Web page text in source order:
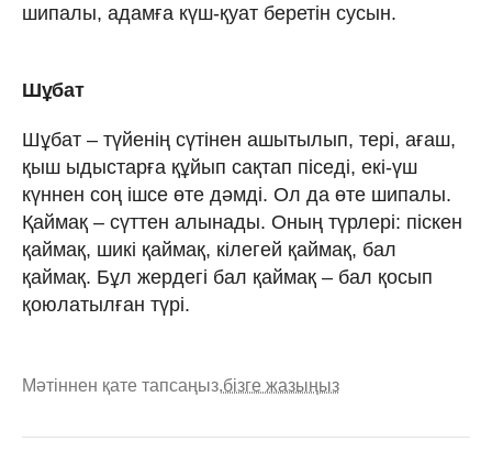
шипалы, адамға күш-қуат беретін сусын.
Шұбат
Шұбат – түйенің сүтінен ашытылып, тері, ағаш,
қыш ыдыстарға құйып сақтап піседі, екі-үш
күннен соң ішсе өте дәмді. Ол да өте шипалы.
Қаймақ – сүттен алынады. Оның түрлері: піскен
қаймақ, шикі қаймақ, кілегей қаймақ, бал
қаймақ. Бұл жердегі бал қаймақ – бал қосып
қоюлатылған түрі.
Мәтіннен қате тапсаңыз,бізге жазыңыз